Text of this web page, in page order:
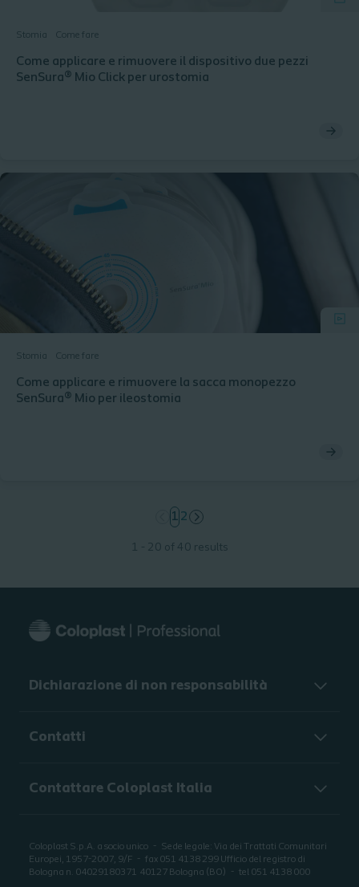
Stomia Come fare
Come applicare e rimuovere il dispositivo due pezzi
SenSura® Mio Click per urostomia
Stomia Come fare
Come applicare e rimuovere la sacca monopezzo
SenSura® Mio per ileostomia
page
1 page
2
1 - 20 of 40 results
Dichiarazione di non responsabilità
Contatti
Contattare Coloplast Italia
Coloplast S.p.A. a socio unico
Sede legale: Via dei Trattati Comunitari
Europei, 1957-2007, 9/F
fax 051 4138 299 Ufficio del registro di
Bologna n. 04029180371 40127 Bologna (BO) tel 051 4138 000